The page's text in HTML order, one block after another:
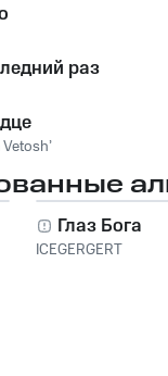
раз
Глаз Бога
ICEGERGERT